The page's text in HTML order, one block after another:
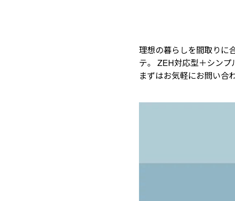
理想の暮らしを間取りに
テ。 ZEH対応型＋シン
まずはお気軽にお問い合